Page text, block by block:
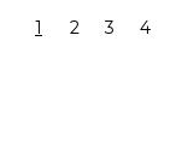
1 2 3 4